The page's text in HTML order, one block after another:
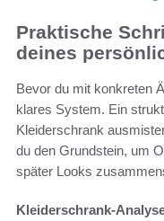
Praktische
deines
Bevor du mit konkreten
klares System. Ein
Kleiderschrank
du den Grundstein, um
später Looks
Kleiderschrank-